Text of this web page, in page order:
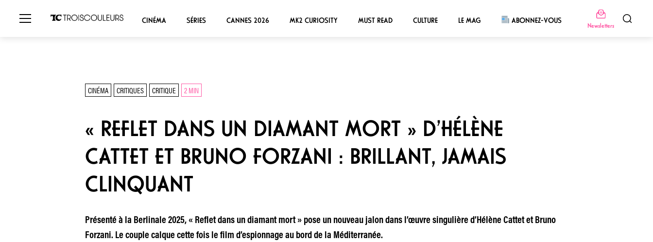
CINÉMA SÉRIES CANNES 2026 MK2 CURIOSITY MUST READ CULTURE LE MAG ABONNEZ-VOUS
Newsletters
CINÉMA CRITIQUES CRITIQUE 2 MIN
« REFLET DANS UN DIAMANT MORT » D’HÉLÈNE
CATTET ET BRUNO FORZANI : BRILLANT, JAMAIS
CLINQUANT
Présenté à la Berlinale 2025, « Reflet dans un diamant mort » pose un nouveau jalon dans l’œuvre singulière d’Hélène Cattet et Bruno
Forzani. Le couple calque cette fois le film d’espionnage au bord de la Méditerranée.